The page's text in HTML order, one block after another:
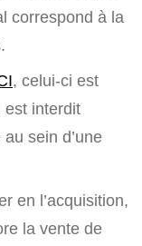
correspond à la
, celui-ci est
est interdit
sein d’une
en l’acquisition,
la vente de